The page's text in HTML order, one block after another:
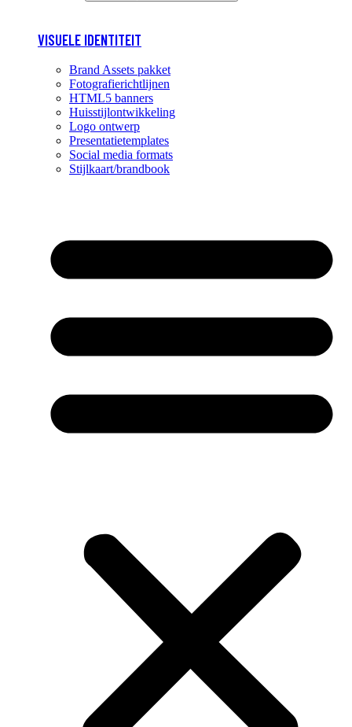
VISUELE IDENTITEIT
Brand Assets pakket
Fotografierichtlijnen
HTML5 banners
Huisstijlontwikkeling
Logo ontwerp
Presentatietemplates
Social media formats
Stijlkaart/brandbook